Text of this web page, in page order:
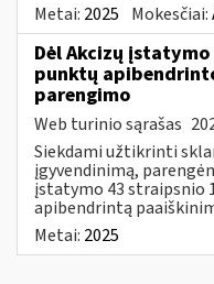
Metai: 2025 Mokesčiai:
Dėl Akcizų
punktų
parengimo
Web turinio sąrašas
Siekdami užtikrinti
įgyvendinimą,
įstatymo 43 straipsnio
apibendrintą
Metai: 2025